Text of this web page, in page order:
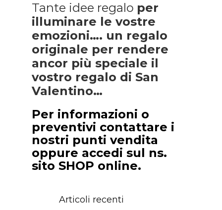
Tante idee regalo per
illuminare le vostre
emozioni…. un regalo
originale per rendere
ancor più speciale il
vostro regalo di San
Valentino…
Per informazioni o
preventivi contattare i
nostri punti vendita
oppure accedi sul ns.
sito SHOP online.
Articoli recenti